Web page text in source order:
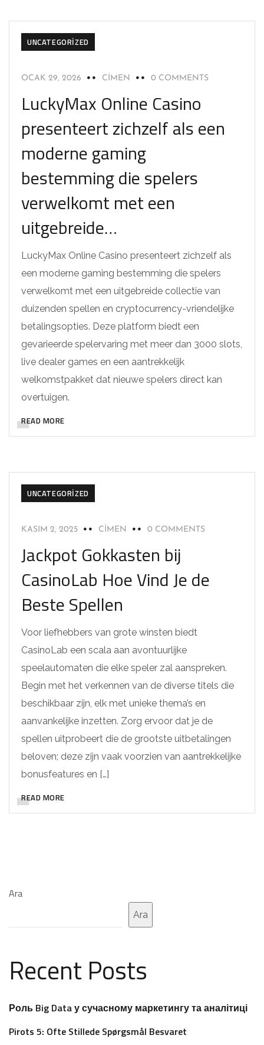
UNCATEGORIZED
OCAK 29, 2026 CIMEN 0 COMMENTS
LuckyMax Online Casino
presenteert zichzelf als een
moderne gaming
bestemming die spelers
verwelkomt met een
uitgebreide…
LuckyMax Online Casino presenteert zichzelf als
een moderne gaming bestemming die spelers
verwelkomt met een uitgebreide collectie van
duizenden spellen en cryptocurrency-vriendelijke
betalingsopties. Deze platform biedt een
gevarieerde spelervaring met meer dan 3000 slots,
live dealer games en een aantrekkelijk
welkomstpakket dat nieuwe spelers direct kan
overtuigen.
READ MORE
UNCATEGORIZED
KASIM 2, 2025 CIMEN 0 COMMENTS
Jackpot Gokkasten bij
CasinoLab Hoe Vind Je de
Beste Spellen
Voor liefhebbers van grote winsten biedt
CasinoLab een scala aan avontuurlijke
speelautomaten die elke speler zal aanspreken.
Begin met het verkennen van de diverse titels die
beschikbaar zijn, elk met unieke thema’s en
aanvankelijke inzetten. Zorg ervoor dat je de
spellen uitprobeert die de grootste uitbetalingen
beloven; deze zijn vaak voorzien van aantrekkelijke
bonusfeatures en […]
READ MORE
Ara
Ara
Recent Posts
Роль Big Data у сучасному маркетингу та аналітиці
Pirots 5: Ofte Stillede Spørgsmål Besvaret